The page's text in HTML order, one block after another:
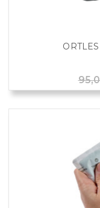
Prix
de